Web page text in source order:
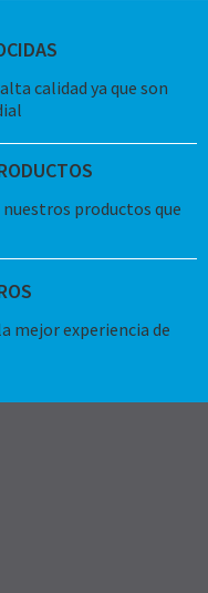
calidad ya que son
productos que
mejor experiencia de